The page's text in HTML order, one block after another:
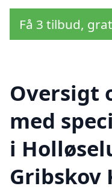
Få 3 tilbud,
Oversigt
med
i
Gribskov